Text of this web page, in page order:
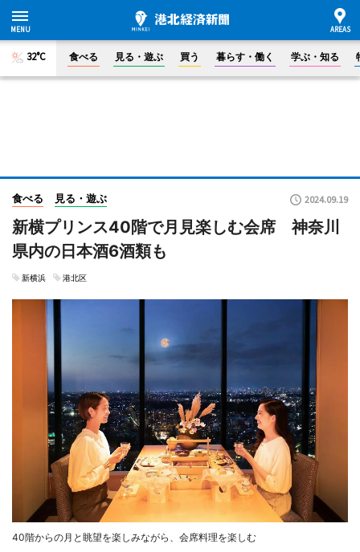
32°C 食べる 見る・遊ぶ 買う 暮らす・働く 学ぶ・知る
食べる 見る・遊ぶ 2024.09.19
新横プリンス40階で月見楽しむ会席 神奈川
県内の日本酒6酒類も
新横浜 港北区
40階からの月と眺望を楽しみながら、会席料理を楽しむ